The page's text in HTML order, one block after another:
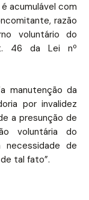
acumulável com
razão
voluntário do
46 da Lei nº
manutenção da
por invalidez
a presunção de
voluntária do
necessidade de
tal fato”.